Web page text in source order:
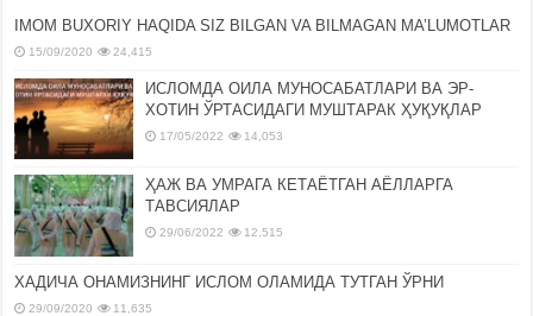
IMOM BUXORIY HAQIDA SIZ BILGAN VA BILMAGAN MA’LUMOTLAR
15/09/2020 24,415
ИСЛОМДА ОИЛА МУНОСАБАТЛАРИ ВА ЭР-
ХОТИН ЎРТАСИДАГИ МУШТАРАК ҲУҚУҚЛАР
17/05/2022 14,053
ҲАЖ ВА УМРАГА КЕТАЁТГАН АЁЛЛАРГА
ТАВСИЯЛАР
29/06/2022 12,515
ХАДИЧА ОНАМИЗНИНГ ИСЛОМ ОЛАМИДА ТУТГАН ЎРНИ
29/09/2020 11,635